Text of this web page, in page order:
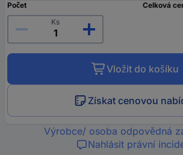
Počet
Ks
Celková
Vložit do košíku
Získat cenovou
Výrobce/ osoba odpovědná
Nahlásit právní